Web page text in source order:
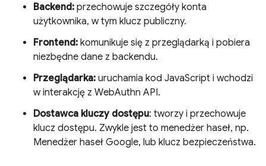
Backend: przechowuje szczegóły konta
użytkownika, w tym klucz publiczny.
Frontend: komunikuje się z przeglądarką i pobiera
niezbędne dane z backendu.
Przeglądarka: uruchamia kod JavaScript i wchodzi
w interakcję z WebAuthn API.
Dostawca kluczy dostępu: tworzy i przechowuje
klucz dostępu. Zwykle jest to menedżer haseł, np.
Menedżer haseł Google, lub klucz bezpieczeństwa.